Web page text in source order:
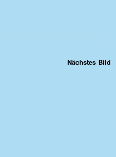
Nächstes Bild